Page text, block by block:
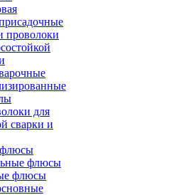
для
сварки и
флюсы
флюсы